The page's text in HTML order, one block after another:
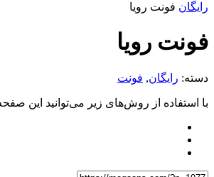
رایگان فونت رویا
فونت رویا
دسته: رایگان, فونت
با استفاده از روش‌های زیر می‌توانید این